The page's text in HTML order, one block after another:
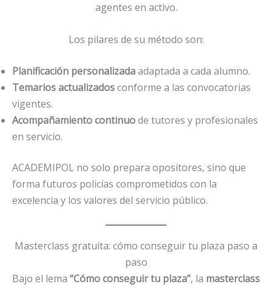
agentes en activo.
Los pilares de su método son:
Planificación personalizadaadaptada a cada alumno.
Temarios actualizadosconforme a las convocatorias
vigentes.
Acompañamiento continuode tutores y profesionales
en servicio.
ACADEMIPOL no solo prepara opositores, sino que
forma futuros policías comprometidos con la
excelencia y los valores del servicio público.
Masterclass gratuita: cómo conseguir tu plaza paso a
paso
Bajo el lema “Cómo conseguir tu plaza”, la masterclass